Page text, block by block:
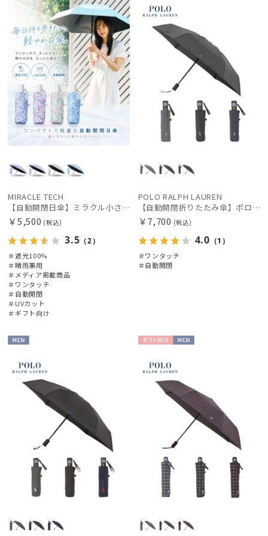
載商品
向け
X
MIRACLE TECH
【自動開閉日傘】ミラクル小さい傘 ミラクルテックプロ (MIRACLE TECH Pro) カラフルドット 晴雨兼用 遮光100 ワンタッチ開閉
￥5,500 (税込)
3.5 （2）
＃遮光100%
＃晴雨兼用
＃メディア掲載商品
＃ワンタッチ
＃自動開閉
＃UVカット
＃ギフト向け
POLO RALPH LAUREN
【自動開閉折りたたみ傘】ポロ ラルフ ローレン (POLO RALPH LAUREN) ストライプ ワンタッチ開閉
￥7,700 (税込)
4.0 （1）
＃ワンタッチ
＃自動開閉
向け